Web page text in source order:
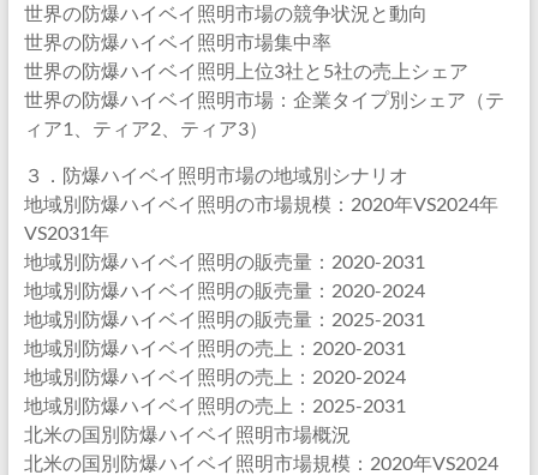
世界の防爆ハイベイ照明市場の競争状況と動向
世界の防爆ハイベイ照明市場集中率
世界の防爆ハイベイ照明上位3社と5社の売上シェア
世界の防爆ハイベイ照明市場：企業タイプ別シェア（テ
ィア1、ティア2、ティア3）
３．防爆ハイベイ照明市場の地域別シナリオ
地域別防爆ハイベイ照明の市場規模：2020年VS2024年
VS2031年
地域別防爆ハイベイ照明の販売量：2020-2031
地域別防爆ハイベイ照明の販売量：2020-2024
地域別防爆ハイベイ照明の販売量：2025-2031
地域別防爆ハイベイ照明の売上：2020-2031
地域別防爆ハイベイ照明の売上：2020-2024
地域別防爆ハイベイ照明の売上：2025-2031
北米の国別防爆ハイベイ照明市場概況
北米の国別防爆ハイベイ照明市場規模：2020年VS2024